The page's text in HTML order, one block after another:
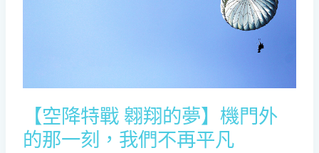
【空降特戰 翱翔的夢】機門外
的那一刻，我們不再平凡
刻，